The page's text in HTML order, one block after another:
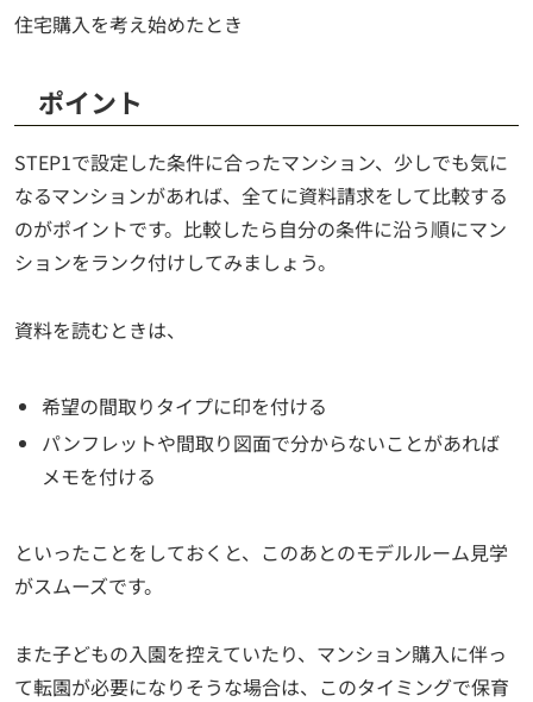
住宅購入を考え始めたとき
ポイント
STEP1で設定した条件に合ったマンション、少しでも気に
なるマンションがあれば、全てに資料請求をして比較する
のがポイントです。比較したら自分の条件に沿う順にマン
ションをランク付けしてみましょう。
資料を読むときは、
希望の間取りタイプに印を付ける
パンフレットや間取り図面で分からないことがあれば
メモを付ける
といったことをしておくと、このあとのモデルルーム見学
がスムーズです。
また子どもの入園を控えていたり、マンション購入に伴っ
て転園が必要になりそうな場合は、このタイミングで保育